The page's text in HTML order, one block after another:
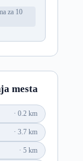
za 10
mesta
0.2 km
3.7 km
5 km